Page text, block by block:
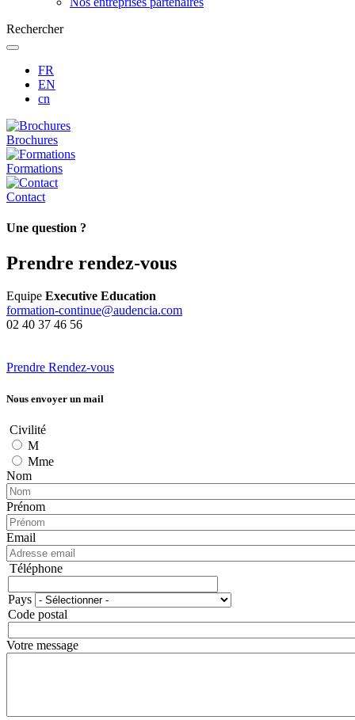
Rechercher
FR
EN
cn
Brochures
Formations
Contact
Une question ?
Prendre rendez-vous
Equipe Executive Education
formation-continue@audencia.com
02 40 37 46 56
Prendre Rendez-vous
Nous envoyer un mail
Civilité
M
Mme
Nom
Prénom
Email
Téléphone
Adresse
Pays
Code postal
Votre message